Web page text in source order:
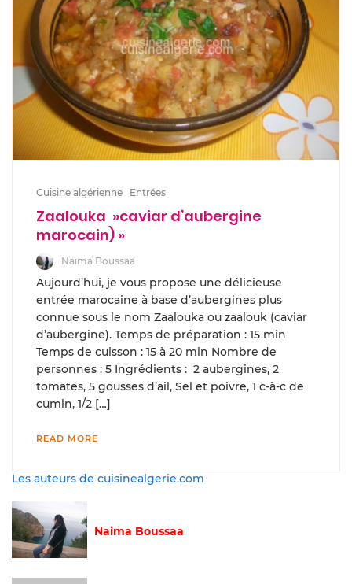
Cuisine algérienne Entrées
Zaalouka »caviar d’aubergine
marocain) »
Naima Boussaa
Aujourd’hui, je vous propose une délicieuse
entrée marocaine à base d’aubergines plus
connue sous le nom Zaalouka ou zaalouk (caviar
d’aubergine). Temps de préparation : 15 min
Temps de cuisson : 15 à 20 min Nombre de
personnes : 5 Ingrédients : 2 aubergines, 2
tomates, 5 gousses d’ail, Sel et poivre, 1 c-à-c de
cumin, 1/2 […]
READ MORE
Les auteurs de cuisinealgerie.com
Naima Boussaa